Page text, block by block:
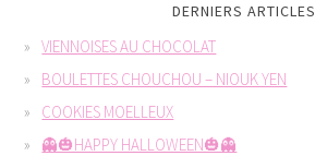
DERNIERS ARTICLES
VIENNOISES AU CHOCOLAT
BOULETTES CHOUCHOU – NIOUK YEN
COOKIES MOELLEUX
👻🎃HAPPY HALLOWEEN🎃👻